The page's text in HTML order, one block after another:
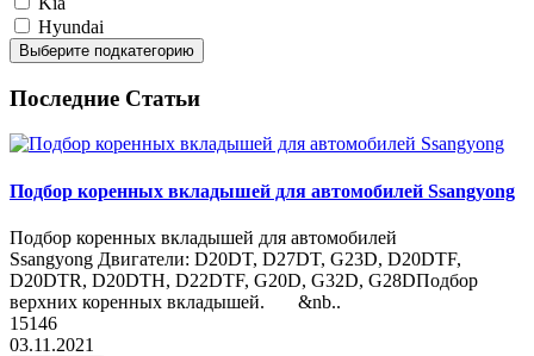
Hyundai
Выберите подкатегорию
Последние Статьи
Подбор коренных вкладышей для автомобилей Ssangyong
Подбор коренных вкладышей для автомобилей
Ssangyong Двигатели: D20DT, D27DT, G23D, D20DTF,
D20DTR, D20DTH, D22DTF, G20D, G32D, G28DПодбор
верхних коренных вкладышей. &nb..
15146
03.11.2021